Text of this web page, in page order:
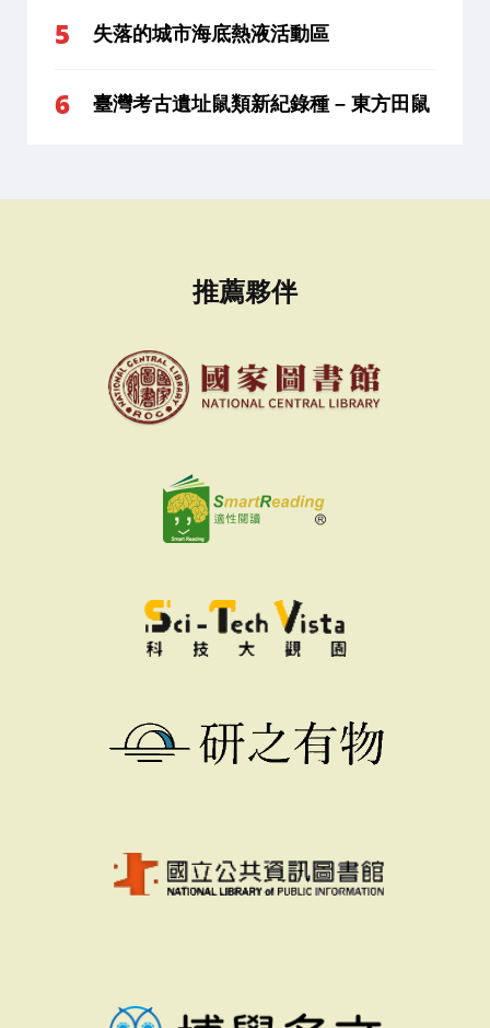
失落的城市海底熱液活動區
臺灣考古遺址鼠類新紀錄種 – 東方田鼠
推薦夥伴